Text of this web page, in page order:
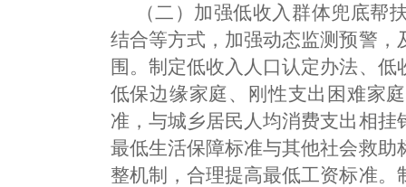
（二）加强低收入群体兜底帮
结合等方式，加强动态监测预警
围。制定低收入人口认定办法、
低保边缘家庭、刚性支出困难家
准，与城乡居民人均消费支出相
最低生活保障标准与其他社会救
整机制，合理提高最低工资标准